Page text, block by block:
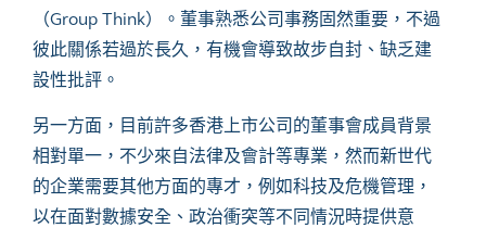
（Group Think）。董事熟悉公司事務固然重要，不過
彼此關係若過於長久，有機會導致故步自封、缺乏建
設性批評。
另一方面，目前許多香港上市公司的董事會成員背景
相對單一，不少來自法律及會計等專業，然而新世代
的企業需要其他方面的專才，例如科技及危機管理，
以在面對數據安全、政治衝突等不同情況時提供意